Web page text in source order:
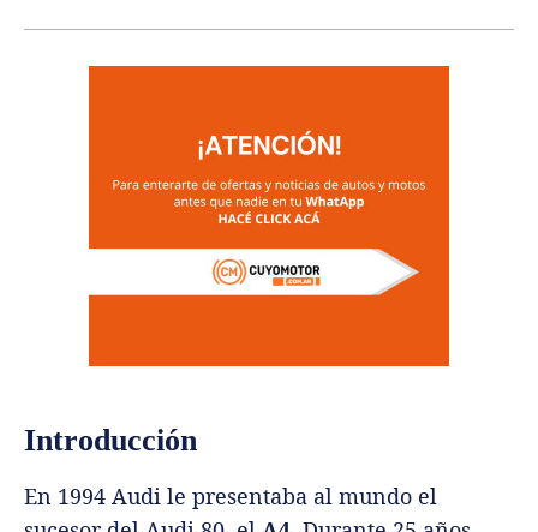
Introducción
En 1994 Audi le presentaba al mundo el